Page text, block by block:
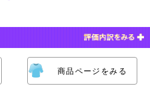
商品ページをみる